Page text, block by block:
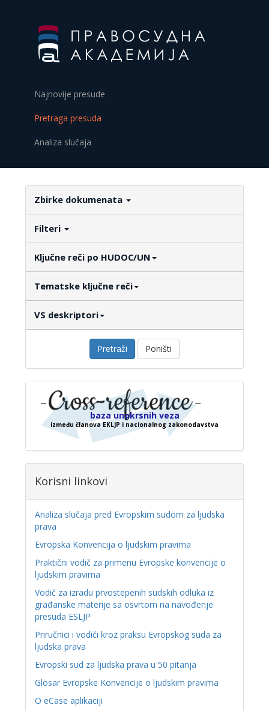
Najnovije presude
Pretraga presuda
Analiza slučaja
Zbirke dokumenata
Filteri
Ključne reči po HUDOC/UN
Tematske ključne reči
VS deskriptori
Pretraži Poništi
baza unakrsnih veza
između članova EKLJP i nacionalnog zakonodavstva
Korisni linkovi
Analiza slučaja pred Evropskim sudom za ljudska
prava
Evropska Konvencija o ljudskim pravima
Praktični vodič za primenu Evropske konvencije o
ljudskim pravima
Vodič za izradu prvostepenih sudskih odluka iz
građanske materije sa osvrtom na navođenje
presuda ESLJP
Priručnici i vodiči kroz praksu Evropskog suda za
ljudska prava
Evropski sud za ljudska prava u 50 pitanja
Glosar Evropske Konvencije o ljudskim pravima
O eCase aplikaciji